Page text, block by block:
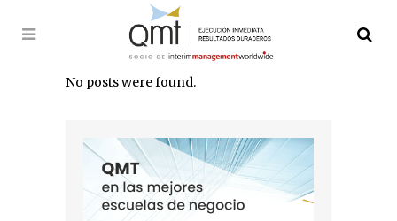
No posts were found.